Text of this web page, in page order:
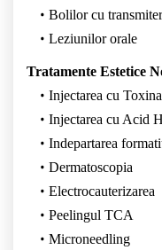
Bolilor cu
Leziunilor orale
Tratamente Estetice
Injectarea cu
Injectarea cu Acid
Indepartarea
Dermatoscopia
Electrocauterizarea
Peelingul TCA
Microneedling